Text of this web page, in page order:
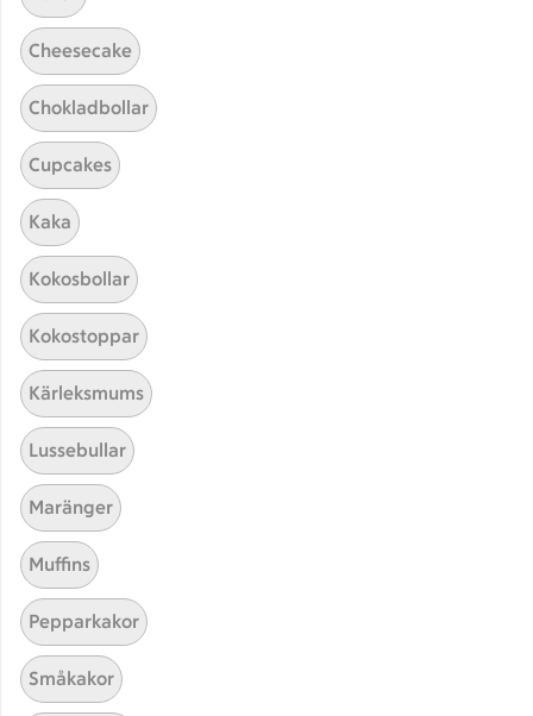
Hittade inget recept
Testa att söka på något nytt, eller ta bort något av
Mousse
Cheesecake
Chokladbollar
Cupcakes
Kaka
Kokosbollar
Kokostoppar
Kärleksmums
Lussebullar
Maränger
Muffins
Pepparkakor
Småkakor